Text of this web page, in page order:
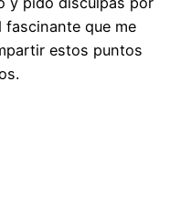
fascinante que me
estos puntos